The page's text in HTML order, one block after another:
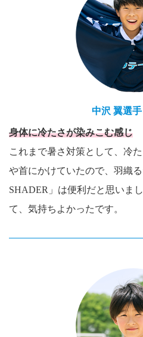
中沢 翼選手
身体に冷たさが染みこむ感じ
これまで暑さ対策として、冷
や首にかけていたので、羽織
SHADER」は便利だと思いま
て、気持ちよかったです。